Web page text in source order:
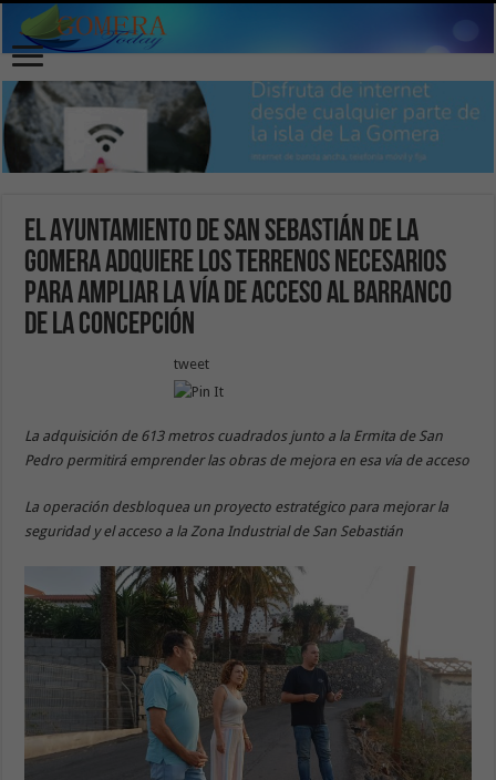
El Ayuntamiento de San Sebastián de La
Gomera adquiere los terrenos necesarios
para ampliar la vía de acceso al Barranco
de La Concepción
tweet
La adquisición de 613 metros cuadrados junto a la Ermita de San
Pedro permitirá emprender las obras de mejora en esa vía de acceso
La operación desbloquea un proyecto estratégico para mejorar la
seguridad y el acceso a la Zona Industrial de San Sebastián